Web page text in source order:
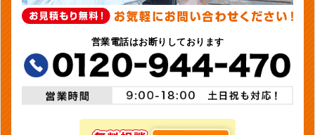
営業電話はお断りしております